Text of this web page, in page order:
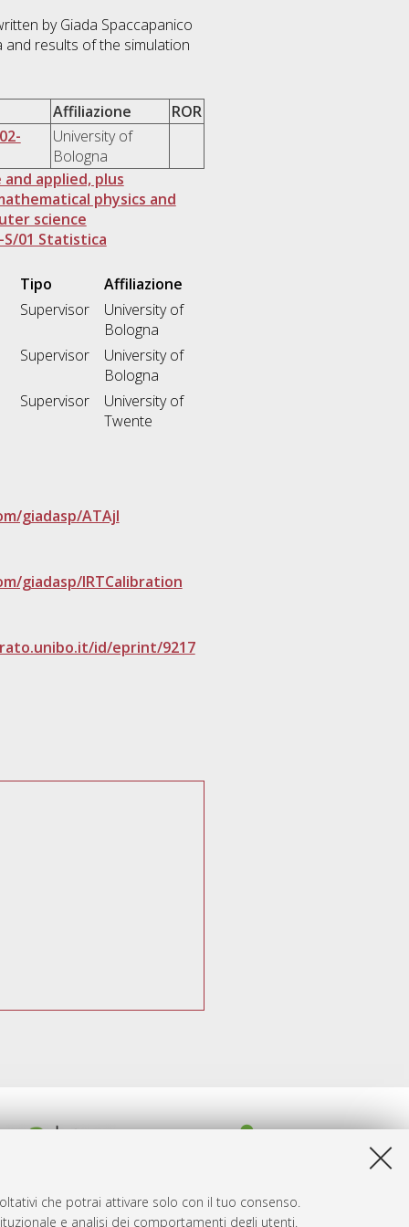
che potrai attivare solo con il tuo consenso.
e analisi dei comportamenti degli utenti.
by Giada Spaccapanico
and results of the simulation
Affiliazione
ROR
University of
Bologna
applied, plus
physics and
science
S/01 Statistica
Tipo
Affiliazione
Supervisor
University of
Bologna
Supervisor
University of
Bologna
Supervisor
University of
Twente
giadasp/ATAjl
giadasp/IRTCalibration
id/eprint/9217